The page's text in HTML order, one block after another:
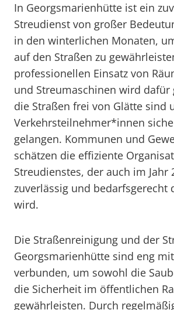
In Georgsmarienhütte ist ein
Streudienst von großer
in den winterlichen Monaten,
auf den Straßen zu
professionellen Einsatz von
und Streumaschinen wird dafür
die Straßen frei von Glätte sind
Verkehrsteilnehmer*innen
gelangen. Kommunen und
schätzen die effiziente
Streudienstes, der auch im Jahr
zuverlässig und bedarfsgerecht
wird.
Die Straßenreinigung und der
Georgsmarienhütte sind eng
verbunden, um sowohl die
die Sicherheit im öffentlichen
gewährleisten. Durch